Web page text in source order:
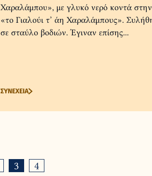
Χαραλάμπου», με γλυκό νερό κοντά
«το Γιαλούι τ’ άη Χαραλάμπους».
σε σταύλο βοδιών. Έγιναν επίσης...
ΣΥΝΕΧΕΙΑ
3 4